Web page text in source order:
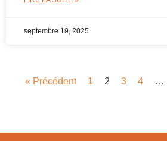
septembre 19, 2025
« Précédent 1 2 3 4 …